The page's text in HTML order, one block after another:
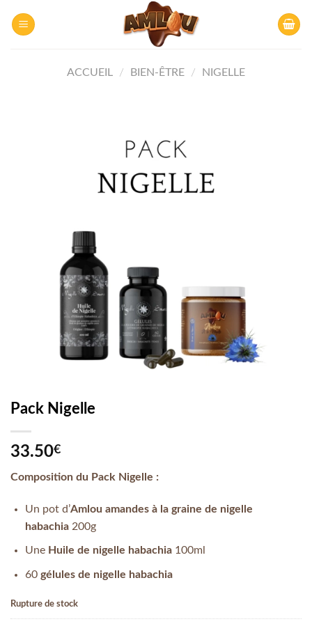
ACCUEIL / BIEN-ÊTRE / NIGELLE
Pack Nigelle
33.50€
Composition du Pack Nigelle :
Un pot d’Amlou amandes à la graine de nigelle
habachia200g
Une Huile de nigelle habachia100ml
60 gélules de nigelle habachia
Rupture de stock